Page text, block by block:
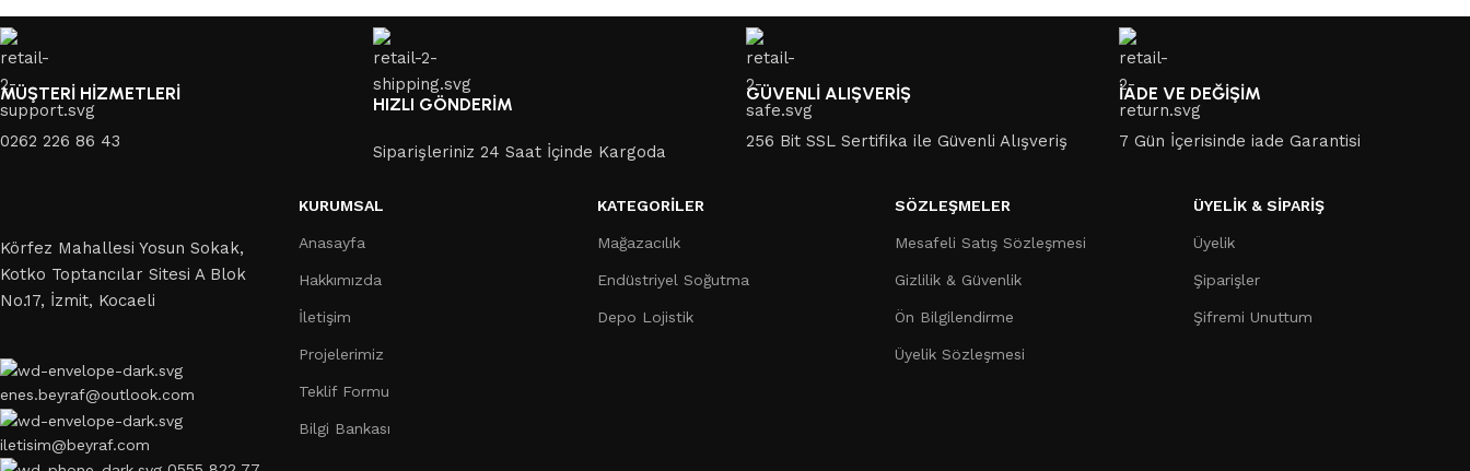
MÜŞTERİ HİZMETLERİ
0262 226 86 43
HIZLI GÖNDERİM
Siparişleriniz 24 Saat İçinde Kargoda
GÜVENLİ ALIŞVERİŞ
256 Bit SSL Sertifika ile Güvenli Alışveriş
İADE VE DEĞİŞİM
7 Gün İçerisinde iade Garantisi
Körfez Mahallesi Yosun Sokak,
Kotko Toptancılar Sitesi A Blok
No.17, İzmit, Kocaeli
enes.beyraf@outlook.com
iletisim@beyraf.com
KURUMSAL
Anasayfa
Hakkımızda
İletişim
Projelerimiz
Teklif Formu
Bilgi Bankası
KATEGORILER
Mağazacılık
Endüstriyel Soğutma
Depo Lojistik
SÖZLEŞMELER
Mesafeli Satış Sözleşmesi
Gizlilik & Güvenlik
Ön Bilgilendirme
Üyelik Sözleşmesi
ÜYELİK & SİPARİŞ
Üyelik
Şiparişler
Şifremi Unuttum